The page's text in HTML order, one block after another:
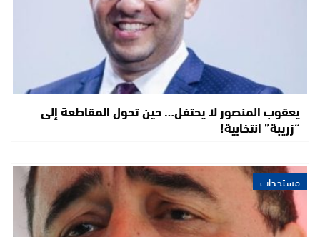
يعقوب المنصور لا يحتفل… حين تحول المقاطعة إلى
“زريبة” انتخابية!
مستجدات